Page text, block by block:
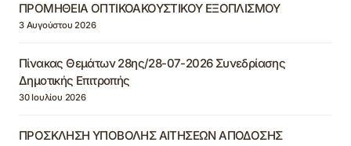
ΠΡΟΜΗΘΕΙΑ ΟΠΤΙΚΟΑΚΟΥΣΤΙΚΟΥ ΕΞΟΠΛΙΣΜΟΥ
3 Αυγούστου 2026
Πίνακας Θεμάτων 28ης/28-07-2026 Συνεδρίασης
Δημοτικής Επιτροπής
30 Ιουλίου 2026
ΠΡΟΣΚΛΗΣΗ ΥΠΟΒΟΛΗΣ ΑΙΤΗΣΕΩΝ ΑΠΟΔΟΣΗΣ